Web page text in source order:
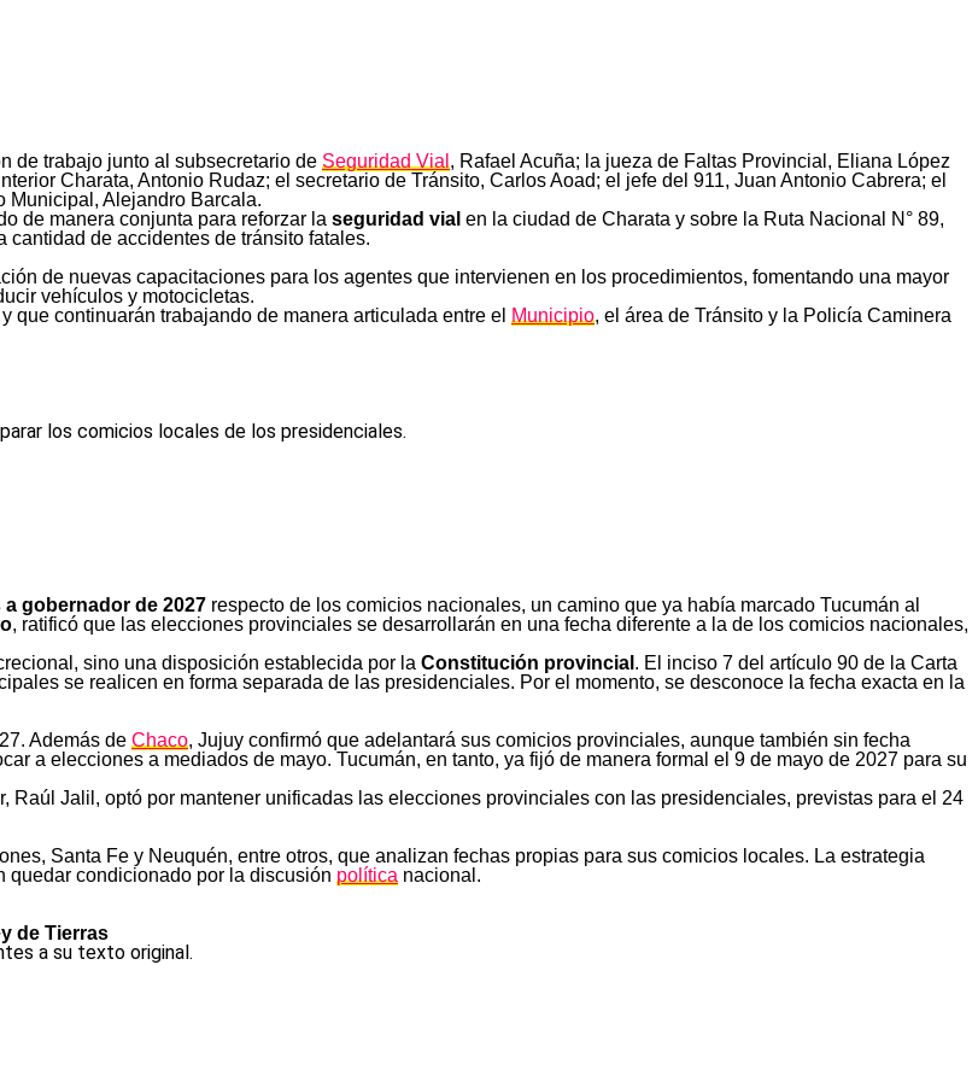
de trabajo junto al subsecretario de Seguridad Vial , Rafael Acuña; la jueza de Faltas Provincial, Eliana López
Charata, Antonio Rudaz; el secretario de Tránsito, Carlos Aoad; el jefe del 911, Juan Antonio Cabrera; el
Municipal, Alejandro Barcala.
de manera conjunta para reforzar la seguridad vial en la ciudad de Charata y sobre la Ruta Nacional N° 89,
de accidentes de tránsito fatales.
de nuevas capacitaciones para los agentes que intervienen en los procedimientos, fomentando una mayor
vehículos y motocicletas.
que continuarán trabajando de manera articulada entre el Municipio, el área de Tránsito y la Policía Caminera
los comicios locales de los presidenciales.
gobernador de 2027 respecto de los comicios nacionales, un camino que ya había marcado Tucumán al
, ratificó que las elecciones provinciales se desarrollarán en una fecha diferente a la de los comicios nacionales,
sino una disposición establecida por la Constitución provincial . El inciso 7 del artículo 90 de la Carta
se realicen en forma separada de las presidenciales. Por el momento, se desconoce la fecha exacta en la
Además de Chaco, Jujuy confirmó que adelantará sus comicios provinciales, aunque también sin fecha
a elecciones a mediados de mayo. Tucumán, en tanto, ya fijó de manera formal el 9 de mayo de 2027 para su
Raúl Jalil, optó por mantener unificadas las elecciones provinciales con las presidenciales, previstas para el 24
Santa Fe y Neuquén, entre otros, que analizan fechas propias para sus comicios locales. La estrategia
quedar condicionado por la discusión política nacional.
de Tierras
a su texto original.